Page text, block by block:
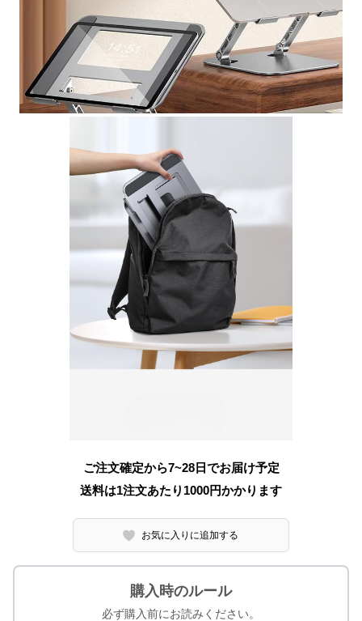
ご注文確定から7~28日でお届け予定
送料は1注文あたり 1000円かかります
お気に入りに追加する
購入時のルール
必ず購入前にお読みください。